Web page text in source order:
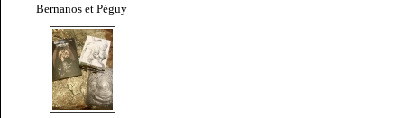
Bernanos et Péguy